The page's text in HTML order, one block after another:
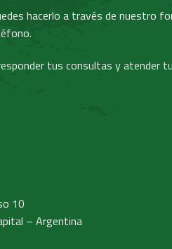
hacerlo a través de nuestro
tus consultas y atender
10
– Argentina